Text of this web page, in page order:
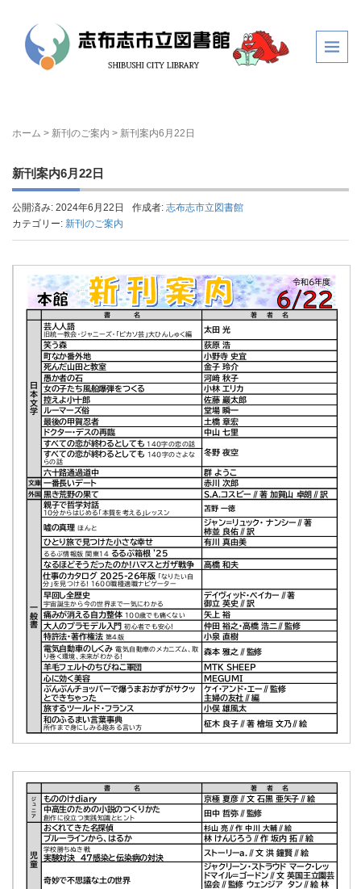
ホーム > 新刊のご案内 > 新刊案内6月22日
新刊案内6月22日
公開済み: 2024年6月22日 作成者: 志布志市立図書館
カテゴリー: 新刊のご案内